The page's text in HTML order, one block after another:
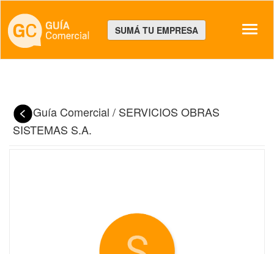
SUMÁ TU EMPRESA
Guía Comercial / SERVICIOS OBRAS
SISTEMAS S.A.